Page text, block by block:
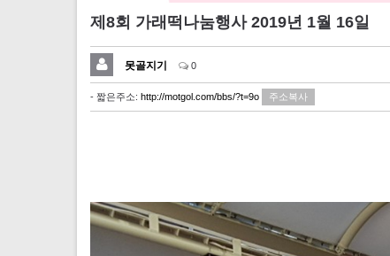
제8회 가래떡나눔행사 2019년 1월 16일
못골지기 0
- 짧은주소: http://motgol.com/bbs/?t=9o 주소복사